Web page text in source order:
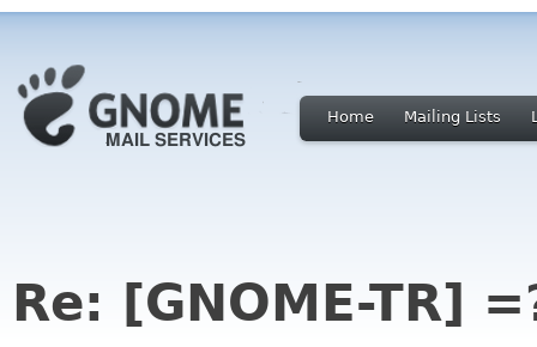
Home Mailing Lists
Re: [GNOME-TR]